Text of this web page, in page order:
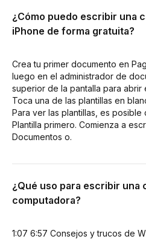
¿Cómo puedo escribir una
iPhone de forma gratuita?
Crea tu primer documento en
luego en el administrador de
superior de la pantalla para abrir
Toca una de las plantillas en
Para ver las plantillas, es
Plantilla primero. Comienza a
Documentos o.
¿Qué uso para escribir una
computadora?
1:07 6:57 Consejos y trucos de